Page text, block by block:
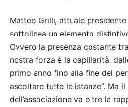
Matteo Grilli, attuale presidente
sottolinea un elemento
Ovvero la presenza costante
nostra forza è la capillarità:
primo anno fino alla fine del
ascoltare tutte le istanze”. Ma il
dell’associazione va oltre la